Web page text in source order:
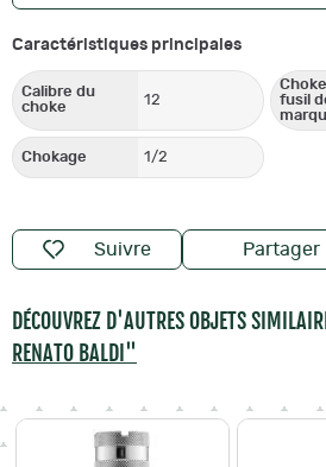
Caractéristiques principales
Calibre du
choke
12
fusil
Chokage 1/2
Suivre Partager
DÉCOUVREZ D'AUTRES OBJETS
RENATO BALDI"